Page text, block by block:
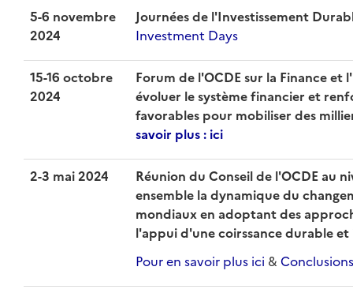
5-6 novembre
2024
Journées de l'Investissement
Investment Days
15-16 octobre
2024
Forum de l'OCDE sur la Finance et
évoluer le système financier et
favorables pour mobiliser des
savoir plus : ici
2-3 mai 2024
Réunion du Conseil de l'OCDE au
ensemble la dynamique du
mondiaux en adoptant des
l'appui d'une coirssance durable et
Pour en savoir plus ici &